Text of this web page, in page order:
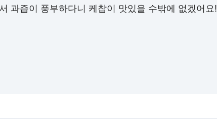
서 과즙이 풍부하다니 케찹이 맛있을 수밖에 없겠어요!